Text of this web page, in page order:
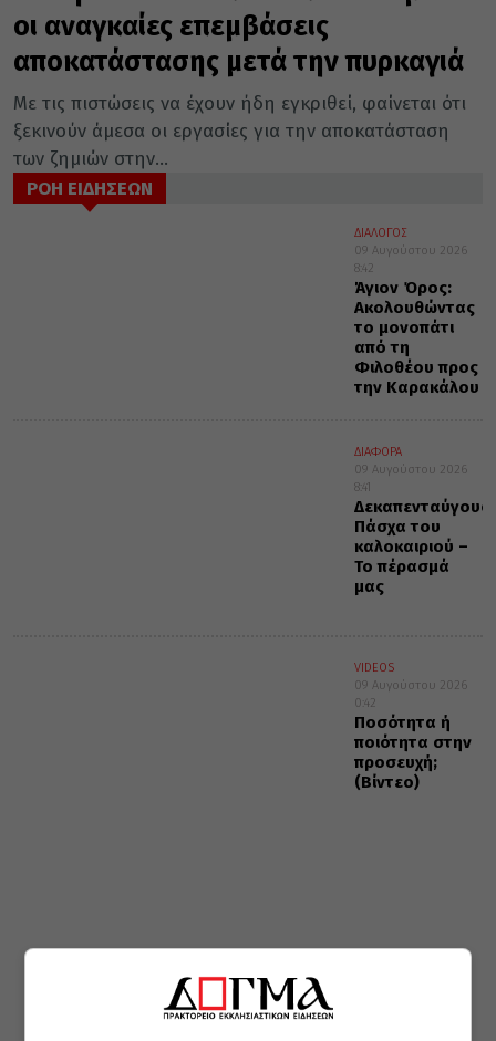
οι αναγκαίες επεμβάσεις
αποκατάστασης μετά την πυρκαγιά
Με τις πιστώσεις να έχουν ήδη εγκριθεί, φαίνεται ότι
ξεκινούν άμεσα οι εργασίες για την αποκατάσταση
των ζημιών στην...
ΡΟΗ ΕΙΔΗΣΕΩΝ
ΔΙΑΛΟΓΟΣ
09 Αυγούστου 2026
8:42
Άγιον Όρος:
Ακολουθώντας
το μονοπάτι
από τη
Φιλοθέου προς
την Καρακάλου
ΔΙΑΦΟΡΑ
09 Αυγούστου 2026
8:41
Πάσχα του
καλοκαιριού –
Το πέρασμά
μας
VIDEOS
09 Αυγούστου 2026
0:42
Ποσότητα ή
ποιότητα στην
προσευχή;
(Βίντεο)